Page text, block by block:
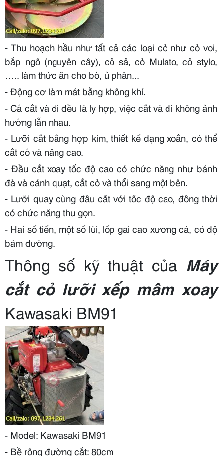
- Thu hoạch hầu như tất cả các loại cỏ như cỏ voi,
bắp ngô (nguyên cây), cỏ sả, cỏ Mulato, cỏ stylo,
….. làm thức ăn cho bò, ủ phân...
- Động cơ làm mát bằng không khí.
- Cả cắt và đi đều là ly hợp, việc cắt và đi không ảnh
hưởng lẫn nhau.
- Lưỡi cắt bằng hợp kim, thiết kế dạng xoắn, có thể
cắt cỏ và nâng cao.
- Đầu cắt xoay tốc độ cao có chức năng như bánh
đà và cánh quạt, cắt cỏ và thổi sang một bên.
- Lưỡi quay cùng đầu cắt với tốc độ cao, đồng thời
có chức năng thu gọn.
- Hai số tiến, một số lùi, lốp gai cao xương cá, có độ
bám đường.
Thông số kỹ thuật của Máy
cắt cỏ lưỡi xếp mâm xoay
Kawasaki BM91
- Model: Kawasaki BM91
- Bề rộng đường cắt: 80cm